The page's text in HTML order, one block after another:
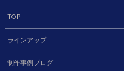
TOP
ラインアップ
制作事例ブログ